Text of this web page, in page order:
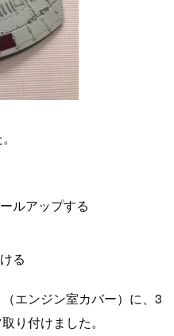
ルアップする
る
エンジン室カバー）に、3
り付けました。